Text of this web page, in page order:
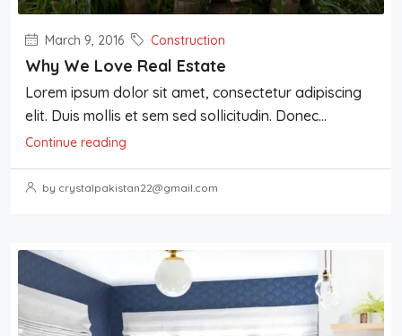
March 9, 2016 Construction
Why We Love Real Estate
Lorem ipsum dolor sit amet, consectetur adipiscing
elit. Duis mollis et sem sed sollicitudin. Donec...
Continue reading
by crystalpakistan22@gmail.com